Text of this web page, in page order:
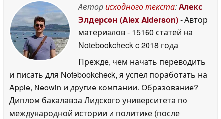
1 100 нит и 48 ГБ
видеопамяти01 July
2026
Авторисходного текста:Алекс
Элдерсон (Alex Alderson)- Автор
материалов- 15160 статей на
Notebookcheckc 2018 года
Прежде, чем начать переводить
и писать для Notebookcheck, я успел поработать на
Apple, Neowin и другие компании. Образование?
Диплом бакалавра Лидского университета по
международной истории и политике (после